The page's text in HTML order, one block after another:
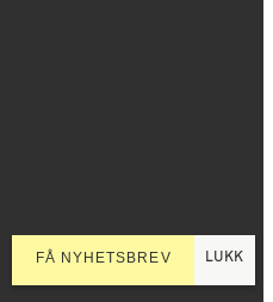
FÅ NYHETSBREV LUKK